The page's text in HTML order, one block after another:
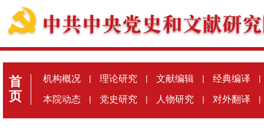
首
页
机构概况 | 理论研究 | 文献编辑 | 经典编译 |
本院动态 | 党史研究 | 人物研究 | 对外翻译 |